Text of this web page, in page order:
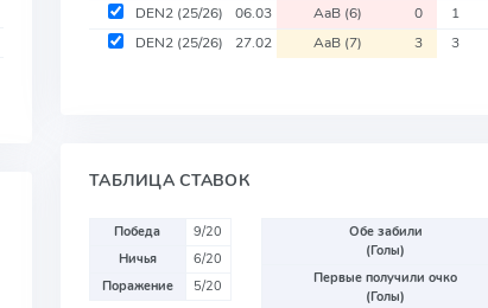
DEN2 (25/26) 06.03 AaB (6) 0 1
DEN2 (25/26) 27.02 AaB (7) 3 3
ТАБЛИЦА СТАВОК
Победа
9/20
Ничья
6/20
Поражение
5/20
Обе забили
(Голы)
Первые получили очко
(Голы)